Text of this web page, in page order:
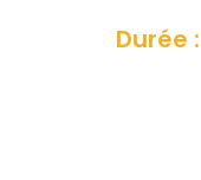
Durée :